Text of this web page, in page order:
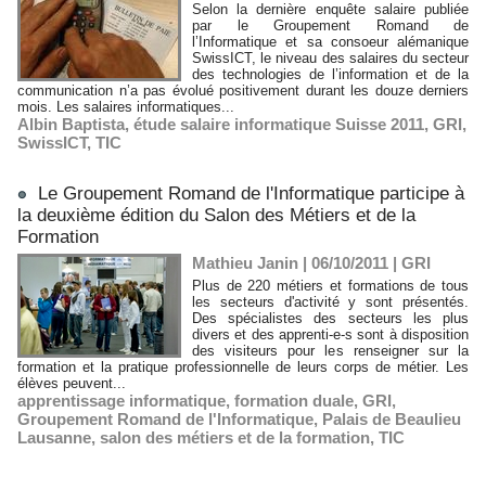
Selon la dernière enquête salaire publiée
par le Groupement Romand de
l’Informatique et sa consoeur alémanique
SwissICT, le niveau des salaires du secteur
des technologies de l’information et de la
communication n’a pas évolué positivement durant les douze derniers
mois. Les salaires informatiques...
Albin Baptista, étude salaire informatique Suisse 2011, GRI,
SwissICT, TIC
Le Groupement Romand de l'Informatique participe à
la deuxième édition du Salon des Métiers et de la
Formation
Mathieu Janin | 06/10/2011 | GRI
Plus de 220 métiers et formations de tous
les secteurs d'activité y sont présentés.
Des spécialistes des secteurs les plus
divers et des apprenti-e-s sont à disposition
des visiteurs pour les renseigner sur la
formation et la pratique professionnelle de leurs corps de métier. Les
élèves peuvent...
apprentissage informatique, formation duale, GRI,
Groupement Romand de l'Informatique, Palais de Beaulieu
Lausanne, salon des métiers et de la formation, TIC